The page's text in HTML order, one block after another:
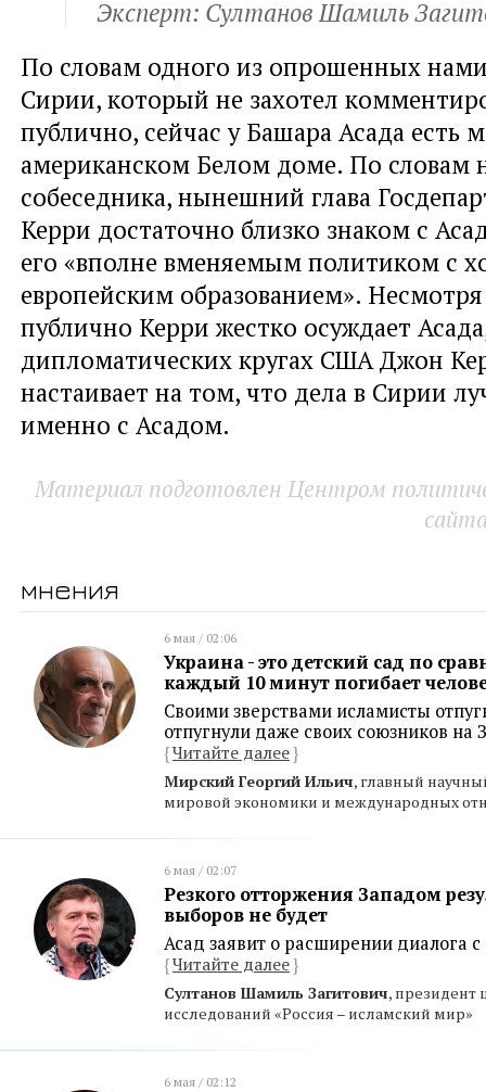
Эксперт: Султанов Шамиль
По словам одного из опрошенных
Сирии, который не захотел
публично, сейчас у Башара Асада есть
американском Белом доме. По словам
собеседника, нынешний глава
Керри достаточно близко знаком с
его «вполне вменяемым политиком с
европейским образованием».
публично Керри жестко осуждает
дипломатических кругах США Джон
настаивает на том, что дела в Сирии
именно с Асадом.
Материал подготовлен Центром
мнения
6 мая / 02:06
Украина - это детский сад по
каждый 10 минут погибает
Своими зверствами исламисты
отпугнули даже своих союзников на
{Читайте далее}
Мирский Георгий Ильич, главный
мировой экономики и международных
6 мая / 02:07
Резкого отторжения Западом
выборов не будет
Асад заявит о расширении диалога
{Читайте далее}
Султанов Шамиль Загитович, президент
исследований «Россия – исламский мир»
6 мая / 02:12